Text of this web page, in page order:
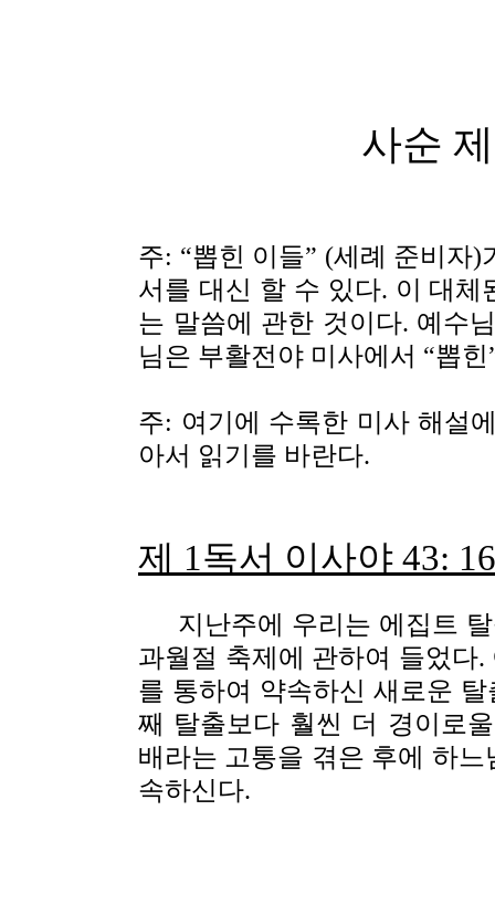
사순
주: “뽑힌 이들” (세례 준비자
서를 대신 할 수 있다. 이 대
는 말씀에 관한 것이다. 예수
님은 부활전야 미사에서 “뽑
주: 여기에 수록한 미사 해설
아서 읽기를 바란다.
제 1독서 이사야 43:
지난주에 우리는 에집트 탈
과월절 축제에 관하여 들었다
를 통하여 약속하신 새로운
째 탈출보다 훨씬 더 경이로
배라는 고통을 겪은 후에 하
속하신다.